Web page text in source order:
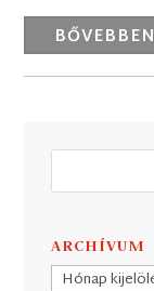
BŐVEBBEN
ARCHÍVUM
Archívum